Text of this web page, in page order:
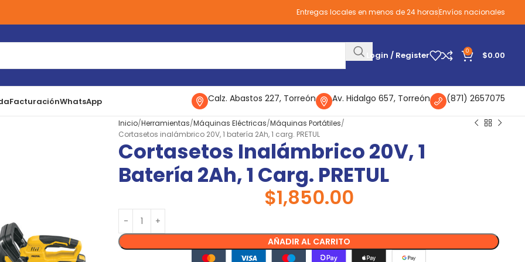
Entregas locales en menos de 24 horasEnvíos nacionales
Login / Register 0 $0.00
FacturaciónWhatsApp Calz. Abastos 227, Torreón Av. Hidalgo 657, Torreón (871) 2657075
Inicio Herramientas Máquinas Eléctricas Máquinas Portátiles
Cortasetos inalámbrico 20V, 1 batería 2Ah, 1 carg. PRETUL
Cortasetos Inalámbrico 20V, 1
Batería 2Ah, 1 Carg. PRETUL
$1,850.00
AÑADIR AL CARRITO